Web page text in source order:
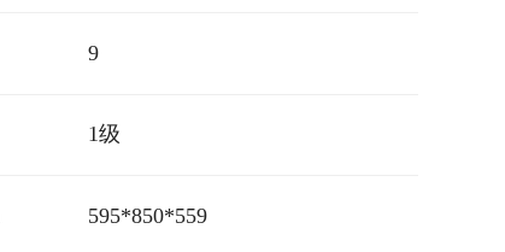
9
1级
595*850*559